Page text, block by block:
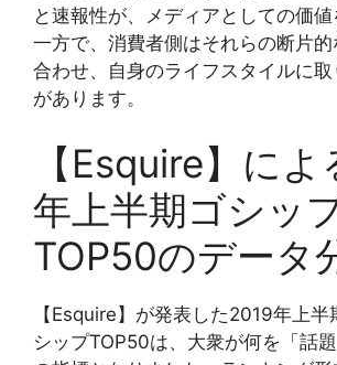
と速報性が、メディアとしての価
一方で、消費者側はそれらの断片
合わせ、自身のライフスタイルに
があります。
【Esquire】に
年上半期ゴシッ
TOP50のデータ
【Esquire】が発表した2019年上
シップTOP50は、大衆が何を「話